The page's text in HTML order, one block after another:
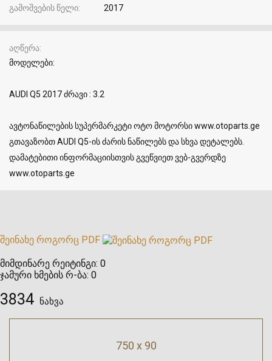
გამოშვების წელი
2017
აღწერა
მოდელები:
AUDI Q5 2017 ძრავი : 3.2
ავტონაწილების სუპერმარკეტი ოტო მოტორსი www.otoparts.ge
გთავაზობთ AUDI Q5-ის ძარის ნაწილებს და სხვა დეტალებს.
დამატებითი ინფორმაციისთვის გვეწვიეთ ვებ-გვერდზე
www.otoparts.ge
შეინახე როგორც PDF
მიმდინარე რეიტინგი: 0
ჯამური ხმების რ-ბა: 0
3834 ნახვა
750 x 90